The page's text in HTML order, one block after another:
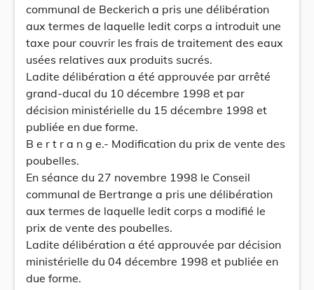
communal de Beckerich a pris une délibération
aux termes de laquelle ledit corps a introduit une
taxe pour couvrir les frais de traitement des eaux
usées relatives aux produits sucrés.
Ladite délibération a été approuvée par arrêté
grand-ducal du 10 décembre 1998 et par
décision ministérielle du 15 décembre 1998 et
publiée en due forme.
B e r t r a n g e.- Modification du prix de vente des
poubelles.
En séance du 27 novembre 1998 le Conseil
communal de Bertrange a pris une délibération
aux termes de laquelle ledit corps a modifié le
prix de vente des poubelles.
Ladite délibération a été approuvée par décision
ministérielle du 04 décembre 1998 et publiée en
due forme.